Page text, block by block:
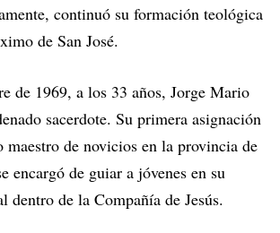
continuó su formación teológica
de San José.
de 1969, a los 33 años, Jorge Mario
sacerdote. Su primera asignación
maestro de novicios en la provincia de
encargó de guiar a jóvenes en su
dentro de la Compañía de Jesús.